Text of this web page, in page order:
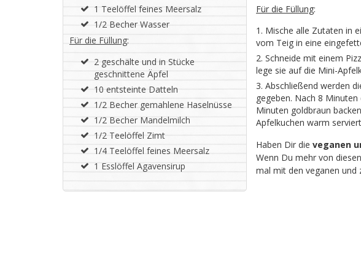
1 Teelöffel feines Meersalz
1/2 Becher Wasser
Für die Füllung:
2 geschälte und in Stücke
geschnittene Äpfel
10 entsteinte Datteln
1/2 Becher gemahlene Haselnüsse
1/2 Becher Mandelmilch
1/2 Teelöffel Zimt
1/4 Teelöffel feines Meersalz
1 Esslöffel Agavensirup
Für die Füllung:
Mische alle Zutaten in
vom Teig in eine
Schneide mit einem
lege sie auf die Mini-
Abschließend werden
gegeben. Nach 8
Minuten goldbraun
Apfelkuchen warm
Haben Dir die veganen
Wenn Du mehr von
mal mit den veganen und